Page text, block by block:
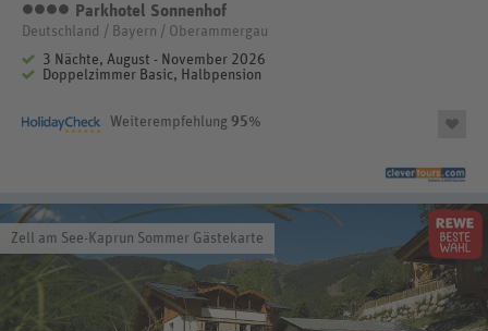
Parkhotel Sonnenhof
Deutschland / Bayern / Oberammergau
3 Nächte, August - November 2026
Doppelzimmer Basic, Halbpension
Weiterempfehlung 95%
Zell am See-Kaprun Sommer Gästekarte